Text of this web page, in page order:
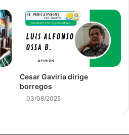
Cesar Gaviria dirige
borregos
03/08/2025